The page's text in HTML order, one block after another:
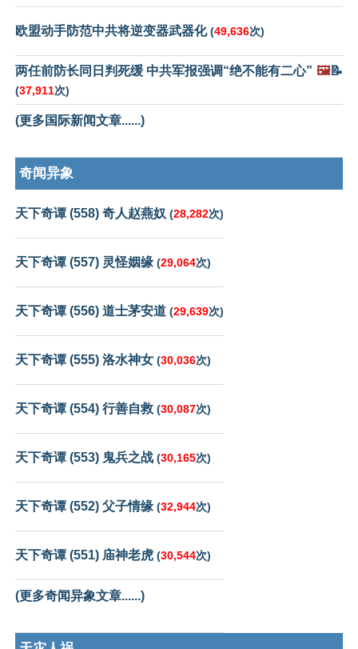
欧盟动手防范中共将逆变器武器化(49,636次)
两任前防长同日判死缓 中共军报强调“绝不能有二心” 🖼️📝
(37,911次)
(更多国际新闻文章......)
奇闻异象
天下奇谭 (558) 奇人赵燕奴 (28,282次)
天下奇谭 (557) 灵怪姻缘 (29,064次)
天下奇谭 (556) 道士茅安道 (29,639次)
天下奇谭 (555) 洛水神女 (30,036次)
天下奇谭 (554) 行善自救 (30,087次)
天下奇谭 (553) 鬼兵之战 (30,165次)
天下奇谭 (552) 父子情缘 (32,944次)
天下奇谭 (551) 庙神老虎 (30,544次)
(更多奇闻异象文章......)